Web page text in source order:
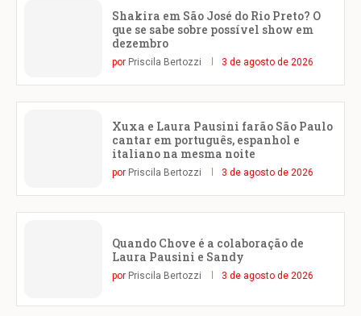
Shakira em São José do Rio Preto? O
que se sabe sobre possível show em
dezembro
por Priscila Bertozzi 3 de agosto de 2026
Xuxa e Laura Pausini farão São Paulo
cantar em português, espanhol e
italiano na mesma noite
por Priscila Bertozzi 3 de agosto de 2026
Quando Chove é a colaboração de
Laura Pausini e Sandy
por Priscila Bertozzi 3 de agosto de 2026